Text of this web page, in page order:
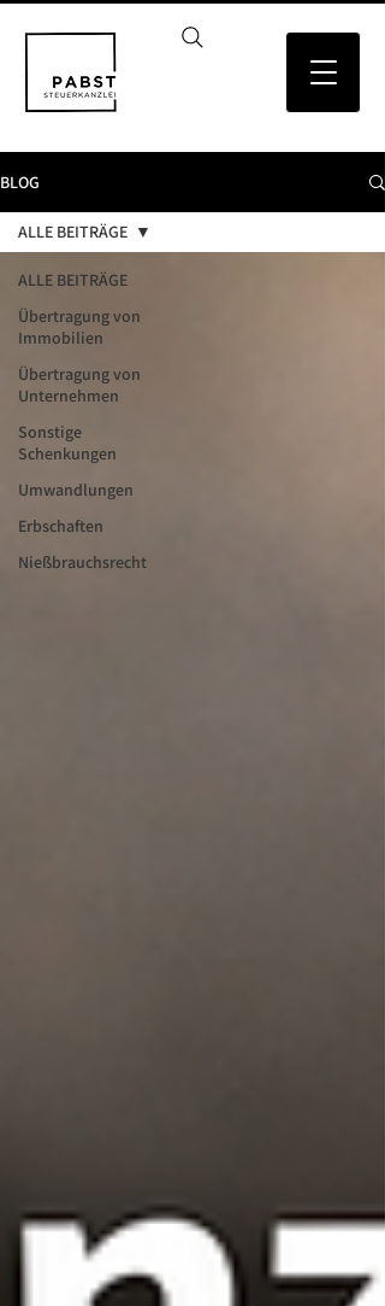
BLOG
ALLE BEITRÄGE
Übertragung von
Immobilien
Übertragung von
Unternehmen
Sonstige
Schenkungen
Umwandlungen
Erbschaften
Nießbrauchsrecht
ALLE BEITRÄGE